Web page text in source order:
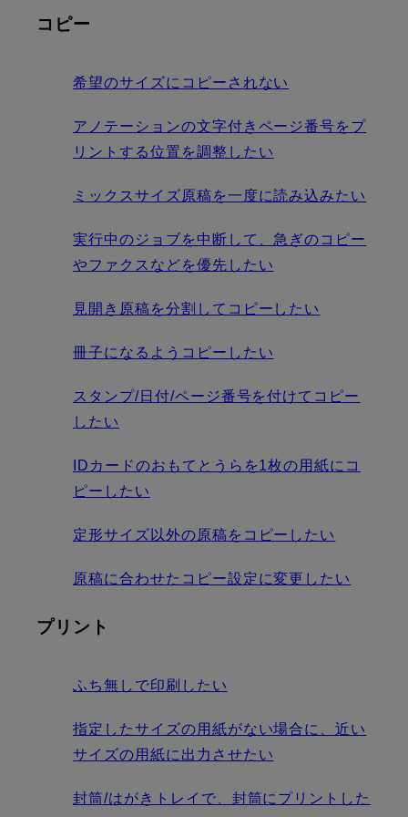
コピー
希望のサイズにコピーされない
アノテーションの文字付きページ番号をプ
リントする位置を調整したい
ミックスサイズ原稿を一度に読み込みたい
実行中のジョブを中断して、急ぎのコピー
やファクスなどを優先したい
見開き原稿を分割してコピーしたい
冊子になるようコピーしたい
スタンプ/日付/ページ番号を付けてコピー
したい
IDカードのおもてとうらを1枚の用紙にコ
ピーしたい
定形サイズ以外の原稿をコピーしたい
原稿に合わせたコピー設定に変更したい
プリント
ふち無しで印刷したい
指定したサイズの用紙がない場合に、近い
サイズの用紙に出力させたい
封筒/はがきトレイで、封筒にプリントした